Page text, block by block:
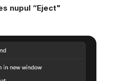
nupul “Eject"